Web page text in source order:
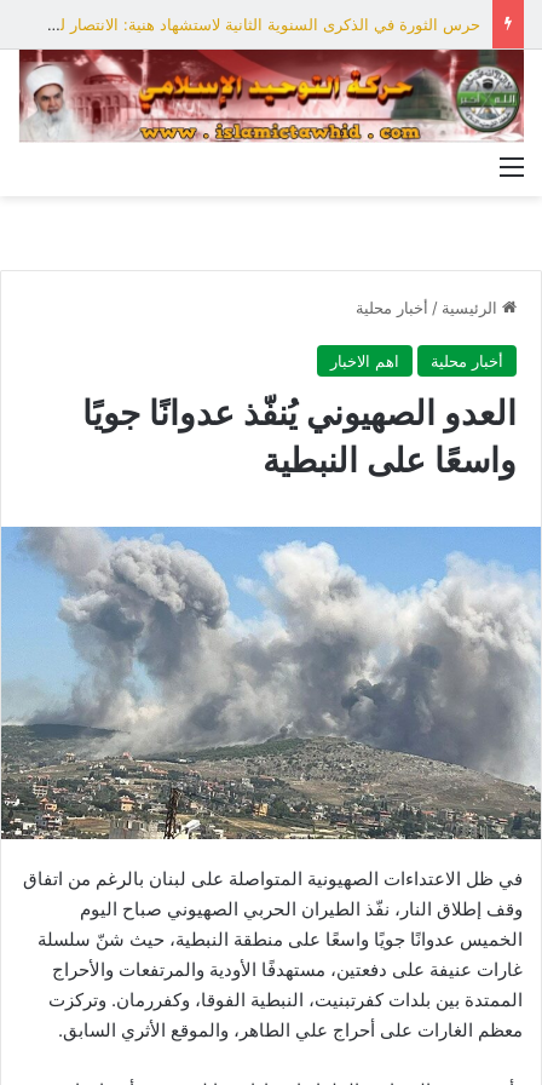
حرس الثورة في الذكرى السنوية الثانية لاستشهاد هنية: الانتصار لفلسطين أقرب
الرئيسية / أخبار محلية
أخبار محلية اهم الاخبار
العدو الصهيوني يُنفّذ عدوانًا جويًا
واسعًا على النبطية
في ظل الاعتداءات الصهيونية المتواصلة على لبنان بالرغم من اتفاق
وقف إطلاق النار، نفّذ الطيران الحربي الصهيوني صباح اليوم
الخميس عدوانًا جويًا واسعًا على منطقة النبطية، حيث شنّ سلسلة
غارات عنيفة على دفعتين، مستهدفًا الأودية والمرتفعات والأحراج
الممتدة بين بلدات كفرتبنيت، النبطية الفوقا، وكفررمان. وتركزت
معظم الغارات على أحراج علي الطاهر، والموقع الأثري السابق.